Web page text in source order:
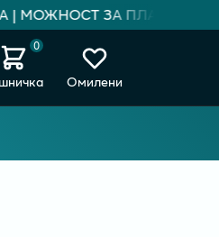
| МОЖНОСТ ЗА ПЛАЌАЊЕ
0
Омилени